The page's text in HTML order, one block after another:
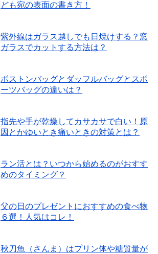
ども宛の表面の書き方！
紫外線はガラス越しでも日焼けする？窓
ガラスでカットする方法は？
ボストンバッグとダッフルバッグとスポ
ーツバッグの違いは？
指先や手が乾燥してカサカサで白い！原
因とかゆいとき痛いときの対策とは？
ラン活とは？いつから始めるのがおすす
めのタイミング？
父の日のプレゼントにおすすめの食べ物
６選！人気はコレ！
秋刀魚（さんま）はプリン体や糖質量が